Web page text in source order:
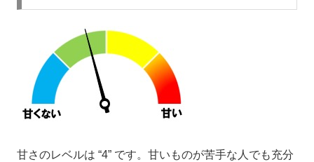
甘さのレベルは “4” です。甘いものが苦手な人でも充分